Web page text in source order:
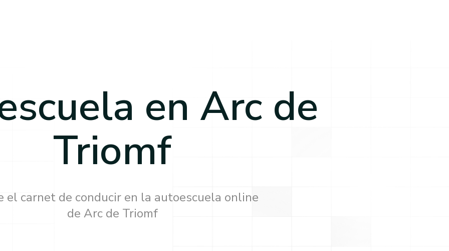
en Arc de
Triomf
el carnet de conducir en la autoescuela online
de Arc de Triomf